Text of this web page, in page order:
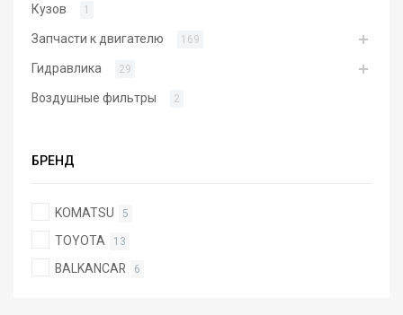
Кузов 1
Запчасти к двигателю 169
Гидравлика 29
Воздушные фильтры 2
БРЕНД
KOMATSU 5
TOYOTA 13
BALKANCAR 6